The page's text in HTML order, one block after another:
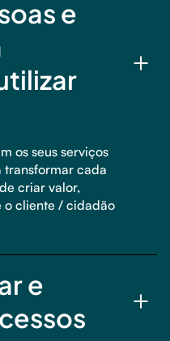
e
os seus serviços
transformar cada
criar valor,
o cliente / cidadão
e